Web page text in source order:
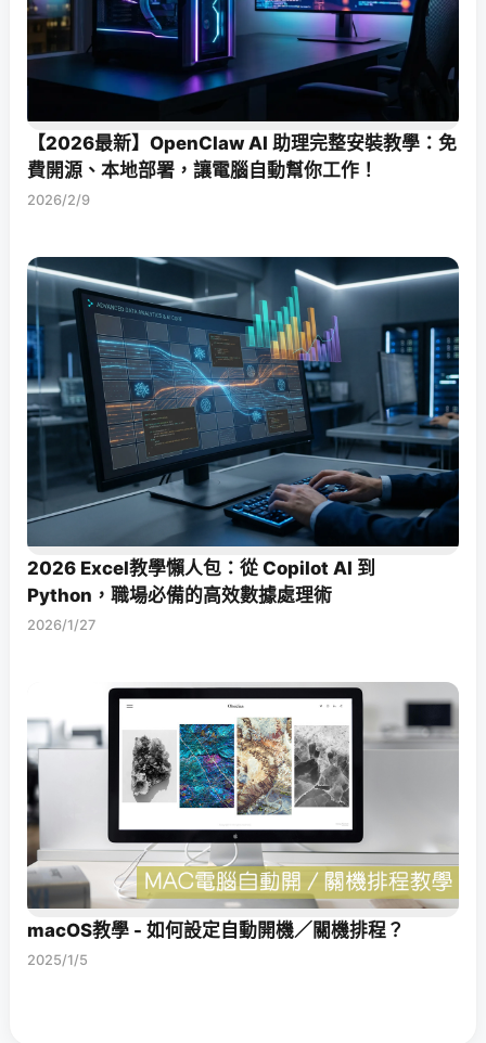
【2026最新】OpenClaw AI 助理完整安裝教學：免
費開源、本地部署，讓電腦自動幫你工作！
2026/2/9
2026 Excel教學懶人包：從 Copilot AI 到
Python，職場必備的高效數據處理術
2026/1/27
macOS教學 - 如何設定自動開機／關機排程？
2025/1/5